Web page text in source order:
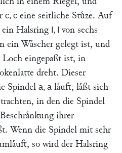
c, c eine seitliche Stuͤze. Auf
Halsring I, I
von sechs
ein Waͤscher gelegt ist, und
eingepaßt ist, in
dreht. Dieser
Spindel a, a laͤuft, laͤßt sich
in den die Spindel
ihrer
Wenn die Spindel mit sehr
so wird der Halsring